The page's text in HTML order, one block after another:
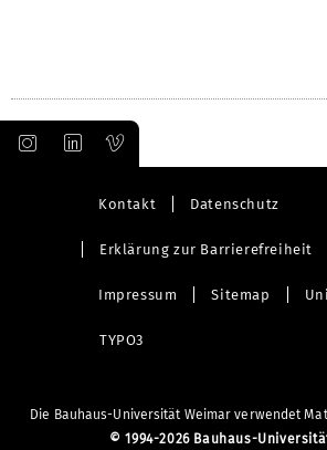
Kontakt Datenschutz
Erklärung zur Barrierefreiheit
Impressum Sitemap
TYPO3
Die Bauhaus-Universität Weimar verwendet
© 1994-2026 Bauhaus-